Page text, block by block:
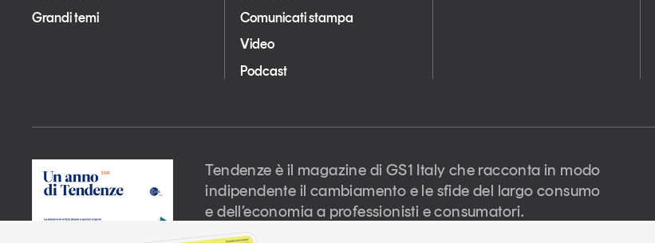
Grandi temi
Comunicati stampa
Video
Podcast
Tendenze è il magazine di GS1 Italy che racconta in modo
indipendente il cambiamento e le sfide del largo consumo
e dell’economia a professionisti e consumatori.